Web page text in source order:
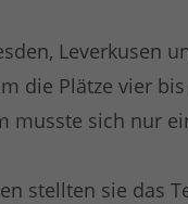
Leverkusen
die Plätze vier
sich nur
stellten sie das